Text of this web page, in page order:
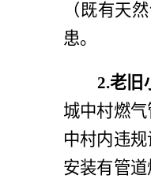
（既有天
患。
2.老旧
城中村燃
中村内违
安装有管